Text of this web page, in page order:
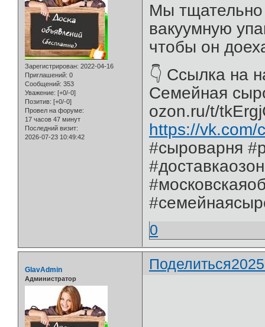
Зарегистрирован: 2022-04-16
Приглашений: 0
Сообщений: 353
Уважение: [+0/-0]
Позитив: [+0/-0]
Провел на форуме:
17 часов 47 минут
Последний визит:
2026-07-23 10:49:42
Мы тщательно
вакуумную
чтобы он
👇 Ссылка на
Семейная
ozon.ru/t/
https://vk.com/
#сыроварня
0
Поделиться
GlavAdmin
Администратор